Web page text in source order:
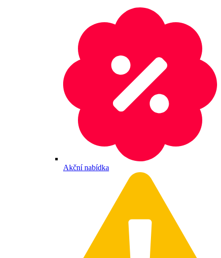
Akční nabídka